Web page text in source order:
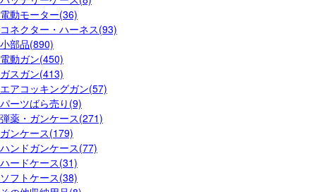
電動モーター(36)
コネクター・ハーネス(93)
小部品(890)
電動ガン(450)
ガスガン(413)
エアコッキングガン(57)
パーツばら売り(9)
弾薬・ガンケース(271)
ガンケース(179)
ハンドガンケース(77)
ハードケース(31)
ソフトケース(38)